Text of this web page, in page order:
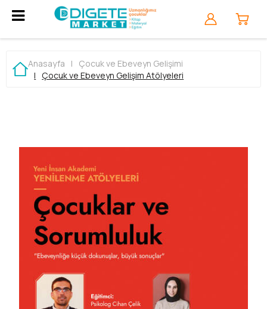
Anasayfa |
Çocuk ve Ebeveyn Gelişimi
|
Çocuk ve Ebeveyn Gelişim Atölyeleri